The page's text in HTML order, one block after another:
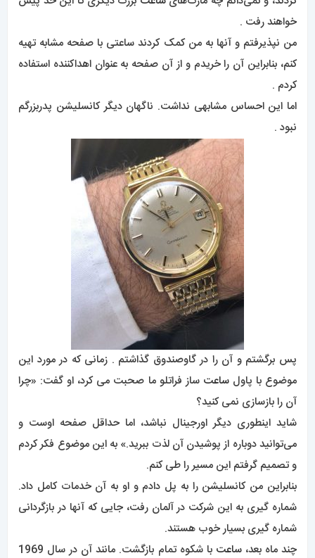
خواهند رفت .
من نپذیرفتم و آنها به من کمک کردند ساعتی با صفحه مشابه تهیه
کنم، بنابراین آن را خریدم و از آن صفحه به عنوان اهداکننده استفاده
کردم .
اما این احساس مشابهی نداشت. ناگهان دیگر کانسلیشن پدربزرگم
نبود .
پس برگشتم و آن را در گاوصندوق گذاشتم . زمانی که در مورد این
موضوع با پاولساعت ساز فراتلو ما صحبت می کرد، او گفت: «چرا
آن را بازسازی نمی کنید؟
شاید اینطوری دیگر اورجینال نباشد، اما حداقل صفحه اوست و
می‌توانید دوباره از پوشیدن آن لذت ببرید.» به این موضوع فکر کردم
و تصمیم گرفتم این مسیر را طی کنم.
بنابراین من کانسلیشن را به پل دادم و او به آن خدمات کامل داد.
شماره گیری به این شرکت در آلمان رفت، جایی که آنها در بازگردانی
شماره گیری بسیار خوب هستند.
چند ماه بعد،ساعت
با شکوه تمام بازگشت. مانند آن در سال 1969